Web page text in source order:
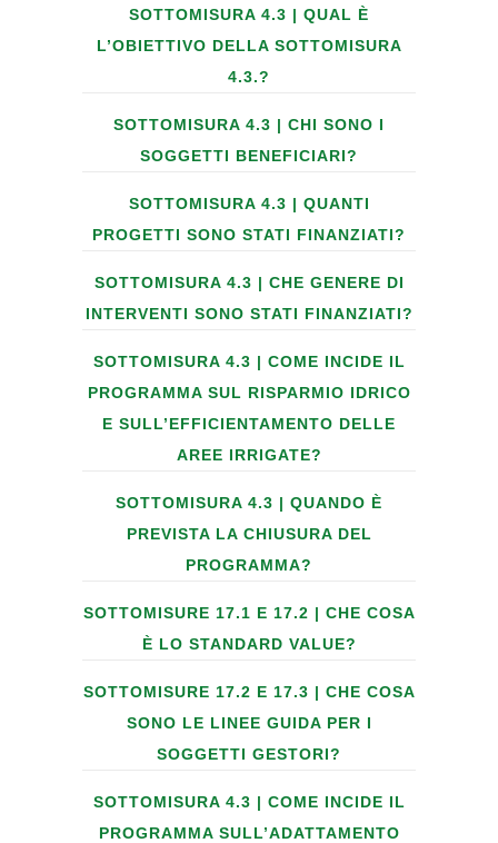
SOTTOMISURA 4.3 | QUAL È
L’OBIETTIVO DELLA SOTTOMISURA
4.3.?
SOTTOMISURA 4.3 | CHI SONO I
SOGGETTI BENEFICIARI?
SOTTOMISURA 4.3 | QUANTI
PROGETTI SONO STATI FINANZIATI?
SOTTOMISURA 4.3 | CHE GENERE DI
INTERVENTI SONO STATI FINANZIATI?
SOTTOMISURA 4.3 | COME INCIDE IL
PROGRAMMA SUL RISPARMIO IDRICO
E SULL’EFFICIENTAMENTO DELLE
AREE IRRIGATE?
SOTTOMISURA 4.3 | QUANDO È
PREVISTA LA CHIUSURA DEL
PROGRAMMA?
SOTTOMISURE 17.1 E 17.2 | CHE COSA
È LO STANDARD VALUE?
SOTTOMISURE 17.2 E 17.3 | CHE COSA
SONO LE LINEE GUIDA PER I
SOGGETTI GESTORI?
SOTTOMISURA 4.3 | COME INCIDE IL
PROGRAMMA SULL’ADATTAMENTO